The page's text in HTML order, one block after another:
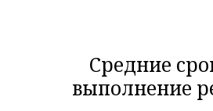
Средние
выполнение